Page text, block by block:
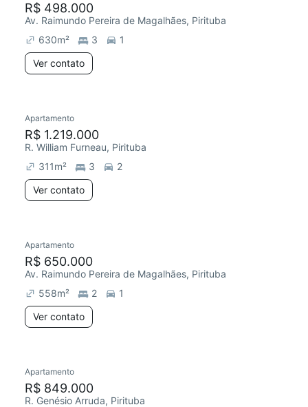
R$ 498.000
Av. Raimundo Pereira de Magalhães, Pirituba
630m² 3
1
Ver contato
Apartamento
R$ 1.219.000
R. William Furneau, Pirituba
311m² 3
2
Ver contato
Preço abaixo do mercado
Apartamento
R$ 650.000
Av. Raimundo Pereira de Magalhães, Pirituba
558m² 2
1
Ver contato
Redecorar
Apartamento
R$ 849.000
R. Genésio Arruda, Pirituba